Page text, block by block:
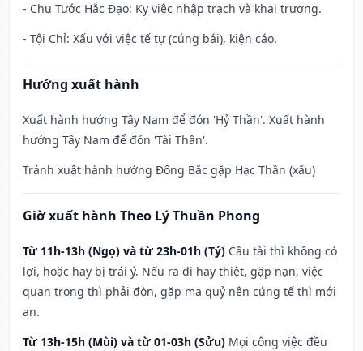
- Chu Tước Hắc Đạo: Kỵ việc nhập trạch và khai trương.
- Tội Chỉ: Xấu với việc tế tự (cúng bái), kiện cáo.
Hướng xuất hành
Xuất hành hướng Tây Nam để đón 'Hỷ Thần'. Xuất hành
hướng Tây Nam để đón 'Tài Thần'.
Tránh xuất hành hướng Đông Bắc gặp Hạc Thần (xấu)
Giờ xuất hành Theo Lý Thuần Phong
Từ 11h-13h (Ngọ) và từ 23h-01h (Tý) Cầu tài thì không có
lợi, hoặc hay bị trái ý. Nếu ra đi hay thiệt, gặp nạn, việc
quan trọng thì phải đòn, gặp ma quỷ nên cúng tế thì mới
an.
Từ 13h-15h (Mùi) và từ 01-03h (Sửu) Mọi công việc đều